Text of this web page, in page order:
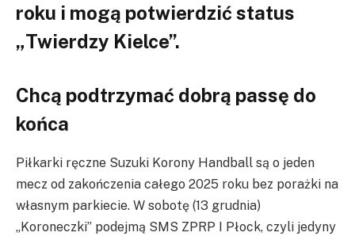
roku i mogą potwierdzić status
„Twierdzy Kielce”.
Chcą podtrzymać dobrą passę do
końca
Piłkarki ręczne Suzuki Korony Handball są o jeden
mecz od zakończenia całego 2025 roku bez porażki na
własnym parkiecie. W sobotę (13 grudnia)
„Koroneczki” podejmą SMS ZPRP I Płock, czyli jedyny